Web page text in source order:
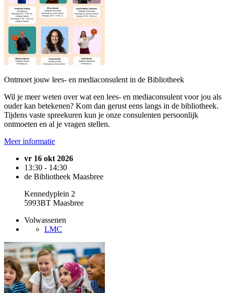
Ontmoet jouw lees- en mediaconsulent in de Bibliotheek
Wil je meer weten over wat een lees- en mediaconsulent voor jou als
ouder kan betekenen? Kom dan gerust eens langs in de bibliotheek.
Tijdens vaste spreekuren kun je onze consulenten persoonlijk
ontmoeten en al je vragen stellen.
Meer informatie
vr 16 okt 2026
13:30 - 14:30
de Bibliotheek Maasbree
Kennedyplein 2
5993BT Maasbree
Volwassenen
LMC